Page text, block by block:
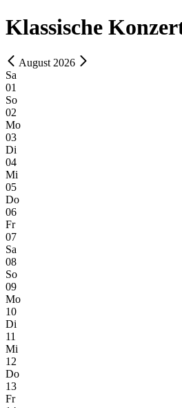
Klassische
August 2026
Sa
01
So
02
Mo
03
Di
04
Mi
05
Do
06
Fr
07
Sa
08
So
09
Mo
10
Di
11
Mi
12
Do
13
Fr